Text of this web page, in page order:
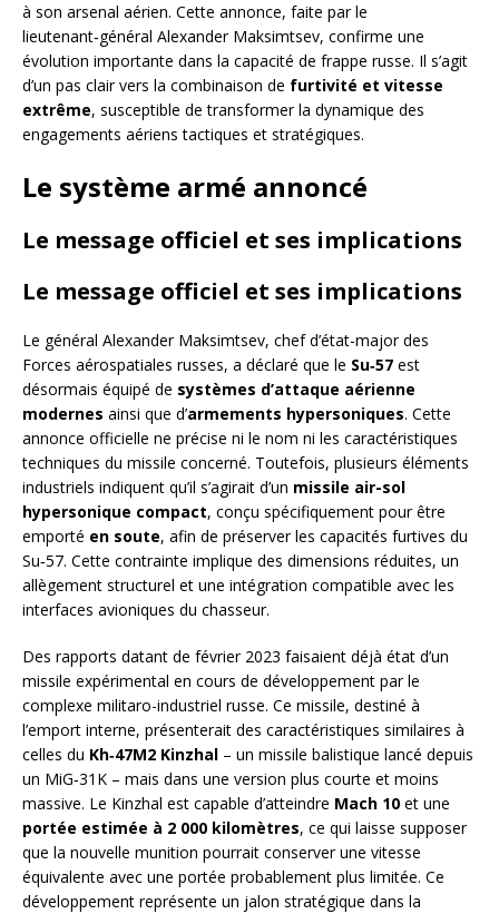
à son arsenal aérien. Cette annonce, faite par le
lieutenant‑général Alexander Maksimtsev, confirme une
évolution importante dans la capacité de frappe russe. Il s’agit
d’un pas clair vers la combinaison de furtivité et vitesse
extrême, susceptible de transformer la dynamique des
engagements aériens tactiques et stratégiques.
Le système armé annoncé
Le message officiel et ses implications
Le message officiel et ses implications
Le général Alexander Maksimtsev, chef d’état-major des
Forces aérospatiales russes, a déclaré que le Su‑57 est
désormais équipé de systèmes d’attaque aérienne
modernes ainsi que d’armements hypersoniques. Cette
annonce officielle ne précise ni le nom ni les caractéristiques
techniques du missile concerné. Toutefois, plusieurs éléments
industriels indiquent qu’il s’agirait d’un missile air-sol
hypersonique compact, conçu spécifiquement pour être
emporté en soute, afin de préserver les capacités furtives du
Su‑57. Cette contrainte implique des dimensions réduites, un
allègement structurel et une intégration compatible avec les
interfaces avioniques du chasseur.
Des rapports datant de février 2023 faisaient déjà état d’un
missile expérimental en cours de développement par le
complexe militaro-industriel russe. Ce missile, destiné à
l’emport interne, présenterait des caractéristiques similaires à
celles du Kh‑47M2 Kinzhal – un missile balistique lancé depuis
un MiG‑31K – mais dans une version plus courte et moins
massive. Le Kinzhal est capable d’atteindre Mach 10 et une
portée estimée à 2 000 kilomètres, ce qui laisse supposer
que la nouvelle munition pourrait conserver une vitesse
équivalente avec une portée probablement plus limitée. Ce
développement représente un jalon stratégique dans la